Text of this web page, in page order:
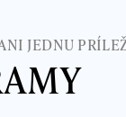
JEDNU